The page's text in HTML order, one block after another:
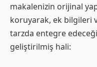
makalenizin orijinal
koruyarak, ek bilgileri
tarzda entegre
geliştirilmiş hali: